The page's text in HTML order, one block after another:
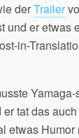
derTrailer
und er etwas
in-
tat das
etwas